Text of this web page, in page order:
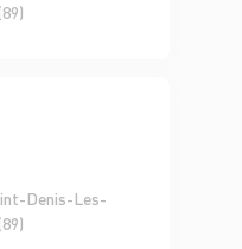
Denis-Les-